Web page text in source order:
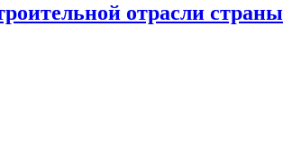
отрасли страны